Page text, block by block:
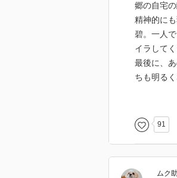
この作品
人の女の
日は今日
語。そし
で新しい
なった碧
ク』と唐
して、次
郷の自宅
精神的に
碧。一人
イラしてく
最後に、
ちも明るく
91
ムク助